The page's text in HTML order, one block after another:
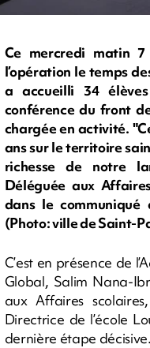
Ce mercredi matin
l’opération le temps
a accueilli 34
conférence du front
chargée en activité.
ans sur le territoire
richesse de notre
Déléguée aux
dans le communiqué
(Photo: ville de Saint-
C’est en présence de
Global, Salim Nana-
aux Affaires
Directrice de l’école
dernière étape décisive.